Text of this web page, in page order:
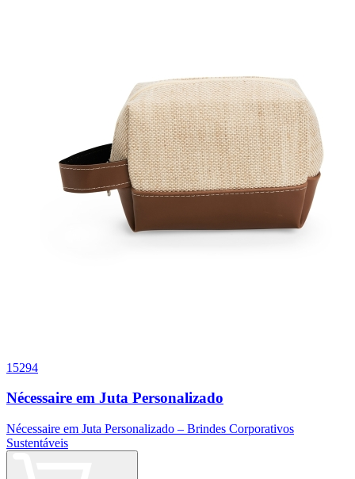
15294
Nécessaire em Juta Personalizado
Nécessaire em Juta Personalizado – Brindes Corporativos
Sustentáveis